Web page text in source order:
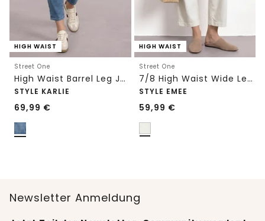
HIGH WAIST
Street One
High Waist Barrel Leg Jeans im Loose Fit
STYLE KARLIE
69,99 €
HIGH WAIST
Street One
7/8 High Waist Wide Leg Jeans im Loose Fit
STYLE EMEE
59,99 €
Newsletter Anmeldung